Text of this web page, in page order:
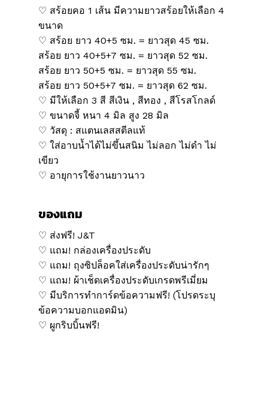
♡ สร้อยคอ 1 เส้น มีความยาวสร้อยให้เลือก 4
ขนาด
♡ สร้อย ยาว 40+5 ซม. = ยาวสุด 45 ซม.
สร้อย ยาว 40+5+7 ซม. = ยาวสุด 52 ซม.
สร้อย ยาว 50+5 ซม. = ยาวสุด 55 ซม.
สร้อย ยาว 50+5+7 ซม. = ยาวสุด 62 ซม.
♡ มีให้เลือก 3 สี สีเงิน , สีทอง , สีโรสโกลด์
♡ ขนาดจี้ หนา 4 มิล สูง 28 มิล
♡ วัสดุ : สแตนเลสสตีลแท้
♡ ใส่อาบน้ำได้ไม่ขึ้นสนิม ไม่ลอก ไม่ดำ ไม่
เขียว
♡ อายุการใช้งานยาวนาว
ของแถม
♡ ส่งฟรี! J&T
♡ แถม! กล่องเครื่องประดับ
♡ แถม! ถุงซิปล็อคใส่เครื่องประดับน่ารักๆ
♡ แถม! ผ้าเช็ดเครื่องประดับเกรดพรีเมี่ยม
♡ มีบริการทำการ์ดข้อความฟรี! (โปรดระบุ
ข้อความบอกแอดมิน)
♡ ผูกริบบิ้นฟรี!